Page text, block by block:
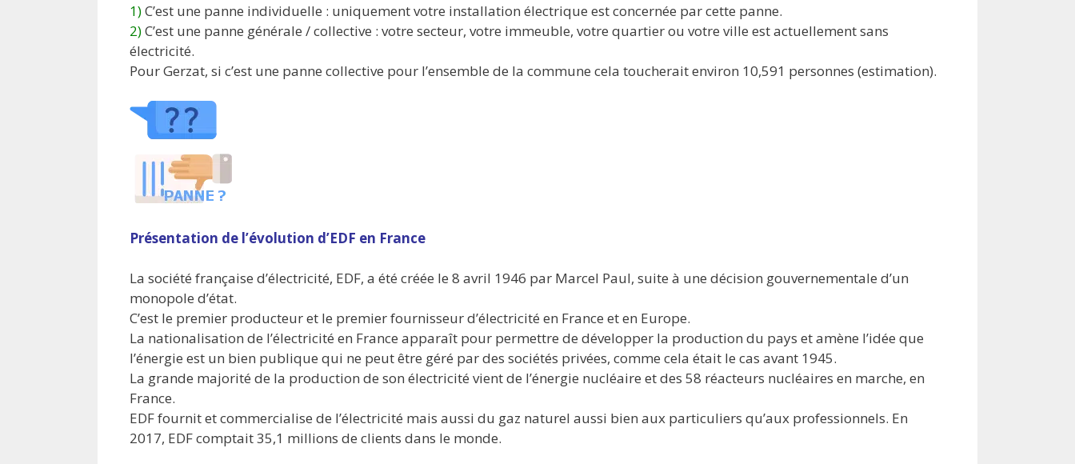
1)C’est une panne individuelle : uniquement votre installation électrique est concernée par cette panne.
2)C’est une panne générale / collective : votre secteur, votre immeuble, votre quartier ou votre ville est actuellement sans
électricité.
Pour Gerzat, si c’est une panne collective pour l’ensemble de la commune cela toucherait environ 10,591 personnes (estimation).
Présentation de l’évolution d’EDF en France
La société française d’électricité, EDF, a été créée le 8 avril 1946 par Marcel Paul, suite à une décision gouvernementale d’un
monopole d’état.
C’est le premier producteur et le premier fournisseur d’électricité en France et en Europe.
La nationalisation de l’électricité en France apparaît pour permettre de développer la production du pays et amène l’idée que
l’énergie est un bien publique qui ne peut être géré par des sociétés privées, comme cela était le cas avant 1945.
La grande majorité de la production de son électricité vient de l’énergie nucléaire et des 58 réacteurs nucléaires en marche, en
France.
EDF fournit et commercialise de l’électricité mais aussi du gaz naturel aussi bien aux particuliers qu’aux professionnels. En
2017, EDF comptait 35,1 millions de clients dans le monde.